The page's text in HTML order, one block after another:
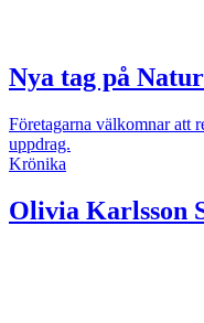
Nya tag på
Företagarna välkomnar att
uppdrag.
Krönika
Olivia Karlsson